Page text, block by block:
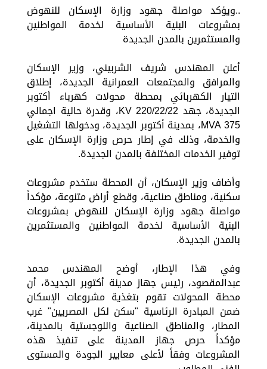
..ويؤكد مواصلة جهود وزارة الإسكان للنهوض
بمشروعات البنية الأساسية لخدمة المواطنين
والمستثمرين بالمدن الجديدة
أعلن المهندس شريف الشربيني، وزير الإسكان
والمرافق والمجتمعات العمرانية الجديدة، إطلاق
التيار الكهربائي بمحطة محولات كهرباء أكتوبر
الجديدة، جهد 220/22/22 KV، وقدرة حالية اجمالي
375 MVA، بمدينة أكتوبر الجديدة، ودخولها التشغيل
والخدمة، وذلك في إطار حرص وزارة الإسكان على
توفير الخدمات المختلفة بالمدن الجديدة.
وأضاف وزير الإسكان، أن المحطة ستخدم مشروعات
سكنية، ومناطق صناعية، وقطع أراض متنوعة، مؤكداً
مواصلة جهود وزارة الإسكان للنهوض بمشروعات
البنية الأساسية لخدمة المواطنين والمستثمرين
بالمدن الجديدة.
وفي هذا الإطار، أوضح المهندس محمد
عبدالمقصود، رئيس جهاز مدينة أكتوبر الجديدة، أن
محطة المحولات تقوم بتغذية مشروعات الإسكان
ضمن المبادرة الرئاسية "سكن لكل المصريين" غرب
المطار، والمناطق الصناعية واللوجستية بالمدينة،
مؤكداً حرص جهاز المدينة على تنفيذ هذه
المشروعات وفقاً لأعلى معايير الجودة والمستوى